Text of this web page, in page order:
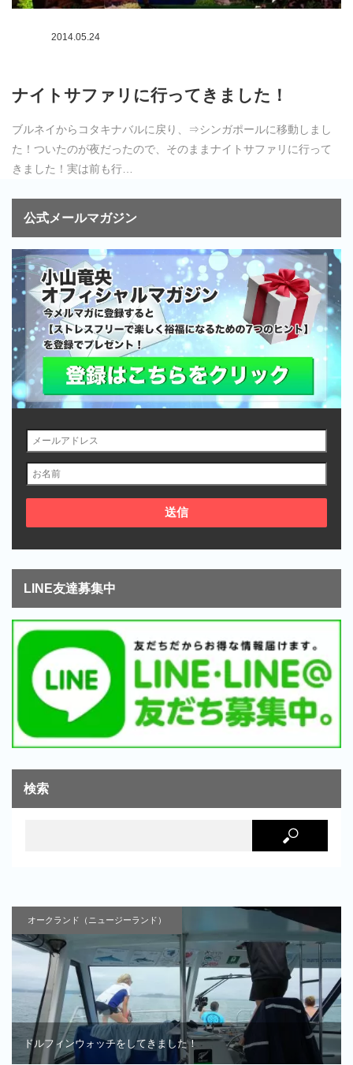
2014.05.24
ナイトサファリに行ってきました！
ブルネイからコタキナバルに戻り、⇒シンガポールに移動しまし
た！ついたのが夜だったので、そのままナイトサファリに行って
きました！実は前も行…
公式メールマガジン
LINE友達募集中
検索
オークランド（ニュージーランド）
ドルフィンウォッチをしてきました！